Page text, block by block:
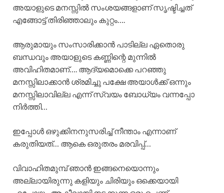
അയാളുടെ മനസ്സിൽ സംശയങ്ങളാണ് സൃഷ്ടിച്ചത്
എങ്ങോട്ട് തിരിഞ്ഞാലും കുറ്റം….
ആരുമായും സംസാരിക്കാൻ പാടില്ല ഏതൊരു
ബന്ധവും അയാളുടെ കണ്ണിന്റെ മുന്നിൽ
അവിഹിതമാണ്…. ആദ്യമൊക്കെ പറഞ്ഞു
മനസ്സിലാക്കാൻ ശ്രമിച്ചു പക്ഷേ അയാൾക്ക് ഒന്നും
മനസ്സിലാവില്ല എന്ന് സ്വയം ബോധ്യം വന്നപ്പോ
നിർത്തി…
ഇപ്പോൾ ഒഴുക്കിനനുസരിച്ച് നീന്താം എന്നാണ്
കരുതിയത്… ആകെ ഒരുതരം മരവിപ്പ്…
വിവാഹിതമുമ്പ് ഞാൻ ഇങ്ങനെയൊന്നും
അല്ലായിരുന്നു കളിയും ചിരിയും ഒക്കെയായി